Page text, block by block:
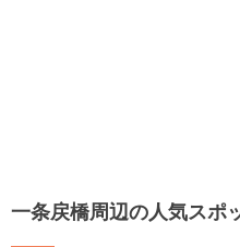
一条戻橋周辺の人気スポ